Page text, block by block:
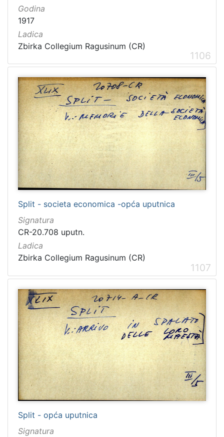
Godina
1917
Ladica
Zbirka Collegium Ragusinum (CR)
1106
Split - societa economica -opća uputnica
Signatura
CR-20.708 uputn.
Ladica
Zbirka Collegium Ragusinum (CR)
1107
Split - opća uputnica
Signatura